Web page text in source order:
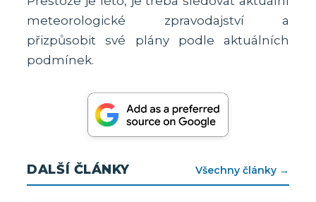
meteorologické zpravodajství a
přizpůsobit své plány podle aktuálních
podmínek.
DALŠÍ ČLÁNKY Všechny články →